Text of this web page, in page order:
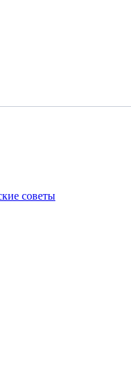
советы